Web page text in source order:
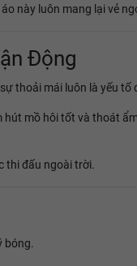
này luôn mang lại vẻ
Động
thoải mái luôn là yếu
mồ hôi tốt và thoát
thi đấu ngoài trời.
bóng.